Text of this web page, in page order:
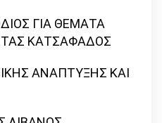
ΓΙΑ ΘΕΜΑΤΑ
ΚΑΤΣΑΦΑΔΟΣ
ΑΝΑΠΤΥΞΗΣ ΚΑΙ